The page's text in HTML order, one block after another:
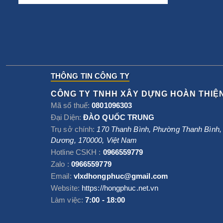
THÔNG TIN CÔNG TY
CÔNG TY TNHH XÂY DỰNG HOÀN
Mã số thuế:0801096303
Đại Diện: ĐÀO QUỐC TRUNG
Trụ sở chính: 170 Thanh Bình, Phường Thanh Bình,
Dương, 170000, Việt Nam
Hotline CSKH : 0966559779
Zalo : 0966559779
Email: vlxdhongphuc@gmail.com
Website: https://hongphuc.net.vn
Làm việc: 7:00 - 18:00